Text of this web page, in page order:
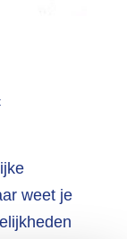
weet je